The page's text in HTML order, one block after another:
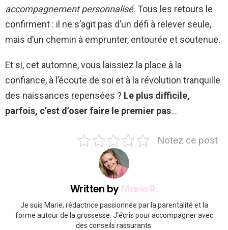
accompagnement personnalisé. Tous les retours le
confirment : il ne s’agit pas d’un défi à relever seule,
mais d’un chemin à emprunter, entourée et soutenue.
Et si, cet automne, vous laissiez la place à la
confiance, à l’écoute de soi et à la révolution tranquille
des naissances repensées ? Le plus difficile,
parfois, c’est d’oser faire le premier pas…
Notez ce post
Written byMarie R.
Je suis Marie, rédactrice passionnée par la parentalité et la
forme autour de la grossesse. J’écris pour accompagner avec
des conseils rassurants.